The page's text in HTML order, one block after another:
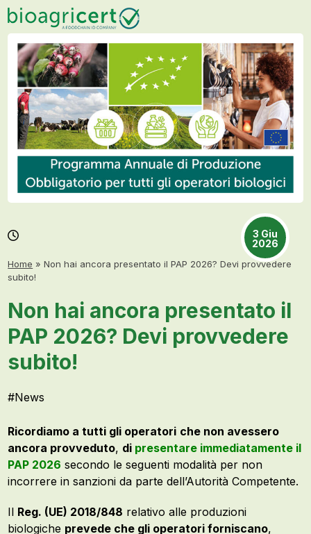
Skip
to
content
Open
mobile
menu
Close
mobile
menu
3 Giu
2026
Home »Non hai ancora presentato il PAP 2026? Devi provvedere
subito!
Non hai ancora presentato il
PAP 2026? Devi provvedere
subito!
#News
Ricordiamo a tutti gli operatori che non avessero
ancora provveduto, di presentare immediatamente il
PAP 2026 secondo le seguenti modalità per non
incorrere in sanzioni da parte dell’Autorità Competente.
Il Reg. (UE) 2018/848 relativo alle produzioni
biologiche prevede che gli operatori forniscano,